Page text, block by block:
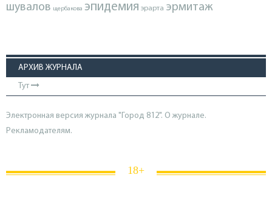
шувалов щербакова эпидемия эрарта эрмитаж
АРХИВ ЖУРНАЛА
Тут
Электронная версия журнала "Город 812". О журнале.
Рекламодателям.
18+